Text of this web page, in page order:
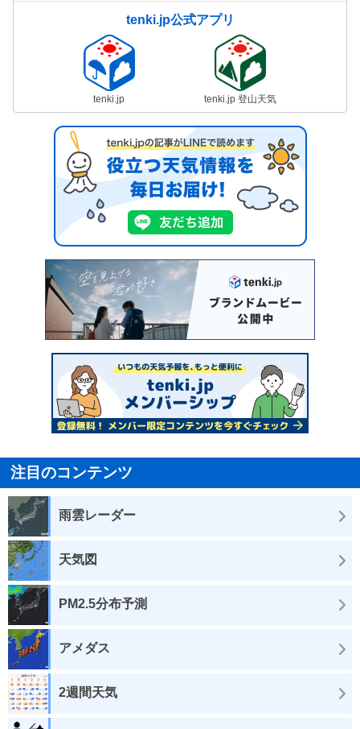
tenki.jp公式アプリ
tenki.jp tenki.jp 登山天気
注目のコンテンツ
雨雲レーダー
天気図
PM2.5分布予測
アメダス
2週間天気